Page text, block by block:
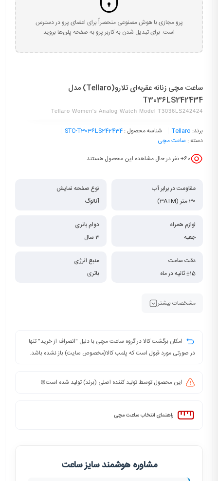
پرو مجازی با هوش مصنوعی منحصراً برای اعضای پرو در دسترس
است. برای تبدیل شدن به کاربر پرو به صفحه پلن‌ها بروید
ساعت مچی زنانه عقربه‌ای تلارو(Tellaro) مدل
T3036LS242434
Tellaro Women's Analog Watch Model T3036LS242424
برند: Tellaro شناسه محصول : STC-T3036LS242434
دسته : ساعت مچی
60+ نفر در حال مشاهده این محصول هستند
مقاومت در برابر آب
30 متر (3ATM)
نوع صفحه نمایش
آنالوگ
لوازم همراه
جعبه
دوام باتری
3 سال
دقت ساعت
±15 ثانیه در ماه
منبع انرژی
باتری
مشخصات بیشتر
امکان برگشت کالا در گروه ساعت مچی با دلیل "انصراف از خرید" تنها
در صورتی مورد قبول است که پلمب کالا(مخصوص سایت) باز نشده باشد.
این محصول توسط تولید کننده اصلی (برند) تولید شده است©️
راهنمای انتخاب ساعت مچی
مشاوره هوشمند سایز ساعت